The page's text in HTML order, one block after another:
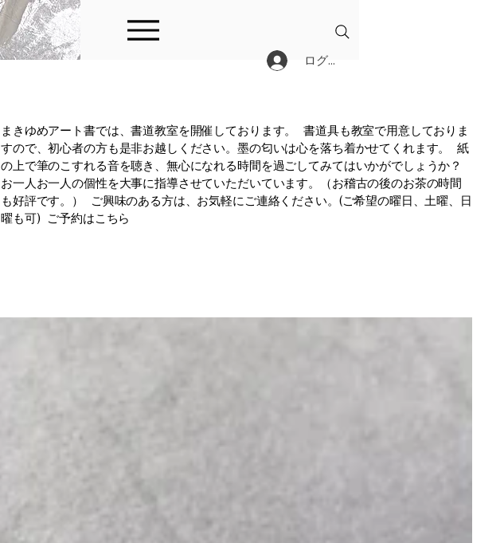
ログイン
まきゆめアート書では、書道教室を開催しております。 書道具も教室で用意しておりま
すので、初心者の方も是非お越しください。墨の匂いは心を落ち着かせてくれます。 紙
の上で筆のこすれる音を聴き、無心になれる時間を過ごしてみてはいかがでしょうか？
お一人お一人の個性を大事に指導させていただいています。（お稽古の後のお茶の時間
も好評です。） ご興味のある方は、お気軽にご連絡ください。(ご希望の曜日、土曜、日
曜も可) ご予約はこちら